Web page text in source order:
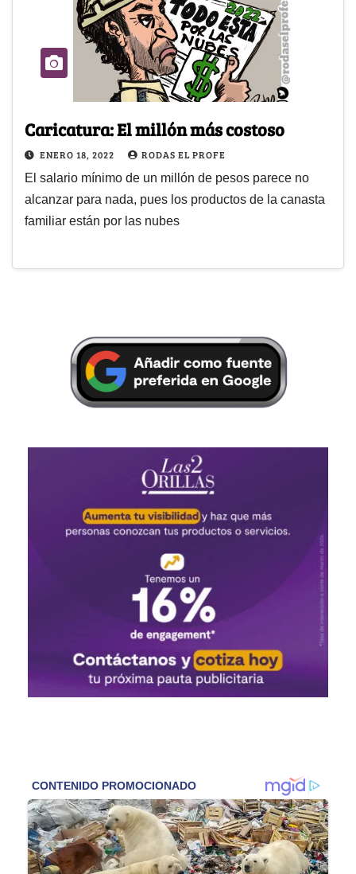
Caricatura: El millón más costoso
ENERO 18, 2022 RODAS EL PROFE
El salario mínimo de un millón de pesos parece no
alcanzar para nada, pues los productos de la canasta
familiar están por las nubes